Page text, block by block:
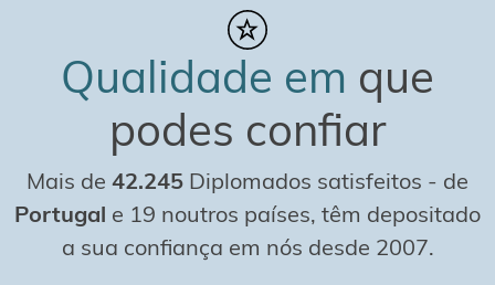
Qualidade em que
podes confiar
Mais de 42.245 Diplomados satisfeitos - de
Portugal e 19 noutros países, têm depositado
a sua confiança em nós desde 2007.